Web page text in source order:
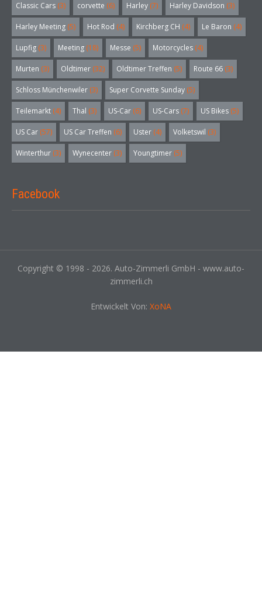
Classic Cars (3) corvette (6) Harley (7) Harley Davidson (3)
Harley Meeting (5) Hot Rod (4) Kirchberg CH (4) Le Baron (4)
Lupfig (3) Meeting (18) Messe (5) Motorcycles (4)
Murten (3) Oldtimer (32) Oldtimer Treffen (5) Route 66 (3)
Schloss Münchenwiler (3) Super Corvette Sunday (5)
Teilemarkt (4) Thal (3) US-Car (6) US-Cars (7) US Bikes (5)
US Car (57) US Car Treffen (6) Uster (4) Volketswil (3)
Winterthur (3) Wynecenter (3) Youngtimer (5)
Facebook
Copyright © 1998 - 2026. Auto-Zimmerli GmbH - www.auto-
zimmerli.ch
Entwickelt Von: XoNA